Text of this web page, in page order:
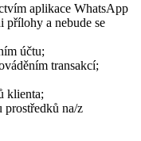
aplikace WhatsApp
přílohy a nebude se
účtu;
transakcí;
klienta;
prostředků na/z